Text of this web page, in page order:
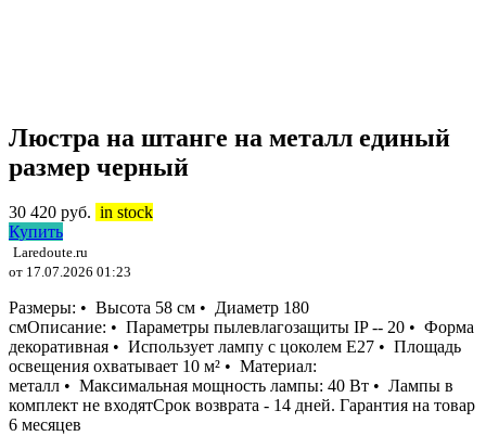
Люстра на штанге на металл единый
размер черный
30 420 руб. in stock
Купить
Laredoute.ru
от 17.07.2026 01:23
Размеры: • Высота 58 см • Диаметр 180
смОписание: • Параметры пылевлагозащиты IP -- 20 • Форма
декоративная • Использует лампу с цоколем E27 • Площадь
освещения охватывает 10 м² • Материал:
металл • Максимальная мощность лампы: 40 Вт • Лампы в
комплект не входятСрок возврата - 14 дней. Гарантия на товар
6 месяцев